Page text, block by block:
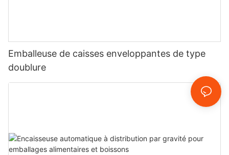
Emballeuse de caisses enveloppantes de type
doublure